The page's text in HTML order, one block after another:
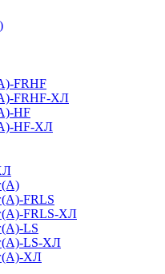
FRHF
FRHF-ХЛ
HF
HF-ХЛ
FRLS
FRLS-ХЛ
LS
LS-ХЛ
ХЛ